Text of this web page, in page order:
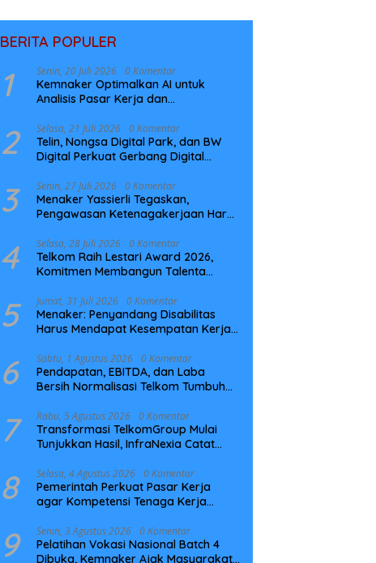
BERITA POPULER
1 Senin, 20 Juli 2026 0 Komentar
Kemnaker Optimalkan AI untuk
Analisis Pasar Kerja dan
2 Selasa, 21 Juli 2026 0 Komentar
Telin, Nongsa Digital Park, dan BW
Digital Perkuat Gerbang Digital
NCC
3 Senin, 27 Juli 2026 0 Komentar
Menaker Yassierli Tegaskan,
Pengawasan Ketenagakerjaan Harus
4 Selasa, 28 Juli 2026 0 Komentar
Telkom Raih Lestari Award 2026,
Komitmen Membangun Talenta
5 Jumat, 31 Juli 2026 0 Komentar
Menaker: Penyandang Disabilitas
Harus Mendapat Kesempatan Kerja
6 Sabtu, 1 Agustus 2026 0 Komentar
Pendapatan, EBITDA, dan Laba
Bersih Normalisasi Telkom Tumbuh
7 Rabu, 5 Agustus 2026 0 Komentar
Transformasi TelkomGroup Mulai
Tunjukkan Hasil, InfraNexia Catat
Digital Nasional
8 Selasa, 4 Agustus 2026 0 Komentar
Pemerintah Perkuat Pasar Kerja
agar Kompetensi Tenaga Kerja
9 Senin, 3 Agustus 2026 0 Komentar
Pelatihan Vokasi Nasional Batch 4
Dibuka, Kemnaker Ajak Masyarakat